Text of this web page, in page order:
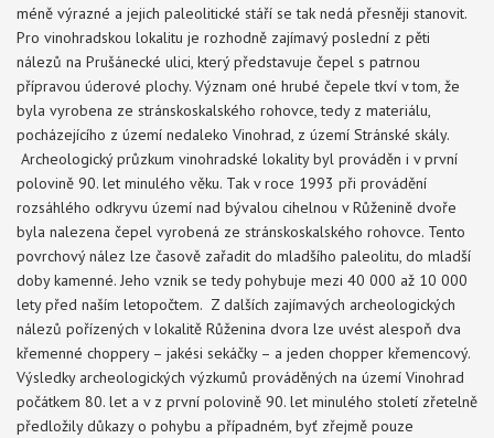
méně výrazné a jejich paleolitické stáří se tak nedá přesněji stanovit.
Pro vinohradskou lokalitu je rozhodně zajímavý poslední z pěti
nálezů na Prušánecké ulici, který představuje čepel s patrnou
přípravou úderové plochy. Význam oné hrubé čepele tkví v tom, že
byla vyrobena ze stránskoskalského rohovce, tedy z materiálu,
pocházejícího z území nedaleko Vinohrad, z území Stránské skály.
Archeologický průzkum vinohradské lokality byl prováděn i v první
polovině 90. let minulého věku. Tak v roce 1993 při provádění
rozsáhlého odkryvu území nad bývalou cihelnou v Růženině dvoře
byla nalezena čepel vyrobená ze stránskoskalského rohovce. Tento
povrchový nález lze časově zařadit do mladšího paleolitu, do mladší
doby kamenné. Jeho vznik se tedy pohybuje mezi 40 000 až 10 000
lety před naším letopočtem. Z dalších zajímavých archeologických
nálezů pořízených v lokalitě Růženina dvora lze uvést alespoň dva
křemenné choppery – jakési sekáčky – a jeden chopper křemencový.
Výsledky archeologických výzkumů prováděných na území Vinohrad
počátkem 80. let a v z první polovině 90. let minulého století zřetelně
předložily důkazy o pohybu a případném, byť zřejmě pouze